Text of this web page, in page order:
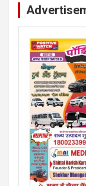
कायदेशीर सल्ला
परिस्थितीनुसार
शारीरीक त्रास,
पायरी चढला
कायदेशीर सल्ला
या AD सतिश
मराठी.. इंग्रजी
मराठी इंग्रजी
जातील. नवशक्ती,
13/213/4 सेल्स ,
जाहिरात पब्लिश